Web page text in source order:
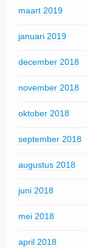
maart 2019
januari 2019
december 2018
november 2018
oktober 2018
september 2018
augustus 2018
juni 2018
mei 2018
april 2018